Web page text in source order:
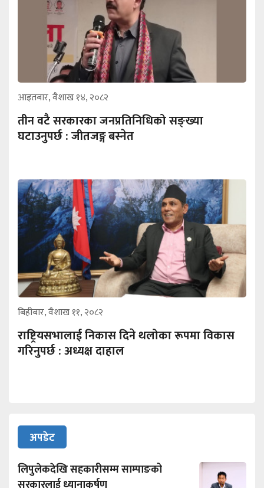
आइतबार, वैशाख १४, २०८२
तीन वटै सरकारका जनप्रतिनिधिको सङ्ख्या
घटाउनुपर्छ : जीतजङ्ग बस्नेत
बिहीबार, वैशाख ११, २०८२
राष्ट्रियसभालाई निकास दिने थलोका रूपमा विकास
गरिनुपर्छ : अध्यक्ष दाहाल
अपडेट
लिपुलेकदेखि सहकारीसम्म साम्पाङको